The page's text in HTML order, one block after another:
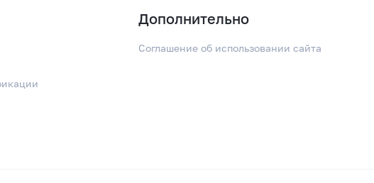
Дополнительно
Соглашение об использовании сайта